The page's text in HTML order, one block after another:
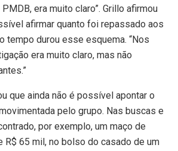
era muito claro”. Grillo afirmou
afirmar quanto foi repassado aos
tempo durou esse esquema. “Nos
era muito claro, mas não
que ainda não é possível apontar o
pelo grupo. Nas buscas e
por exemplo, um maço de
R$ 65 mil, no bolso do casado de um